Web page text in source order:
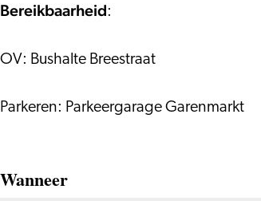
Bereikbaarheid:
OV: Bushalte Breestraat
Parkeren: Parkeergarage Garenmarkt
Wanneer